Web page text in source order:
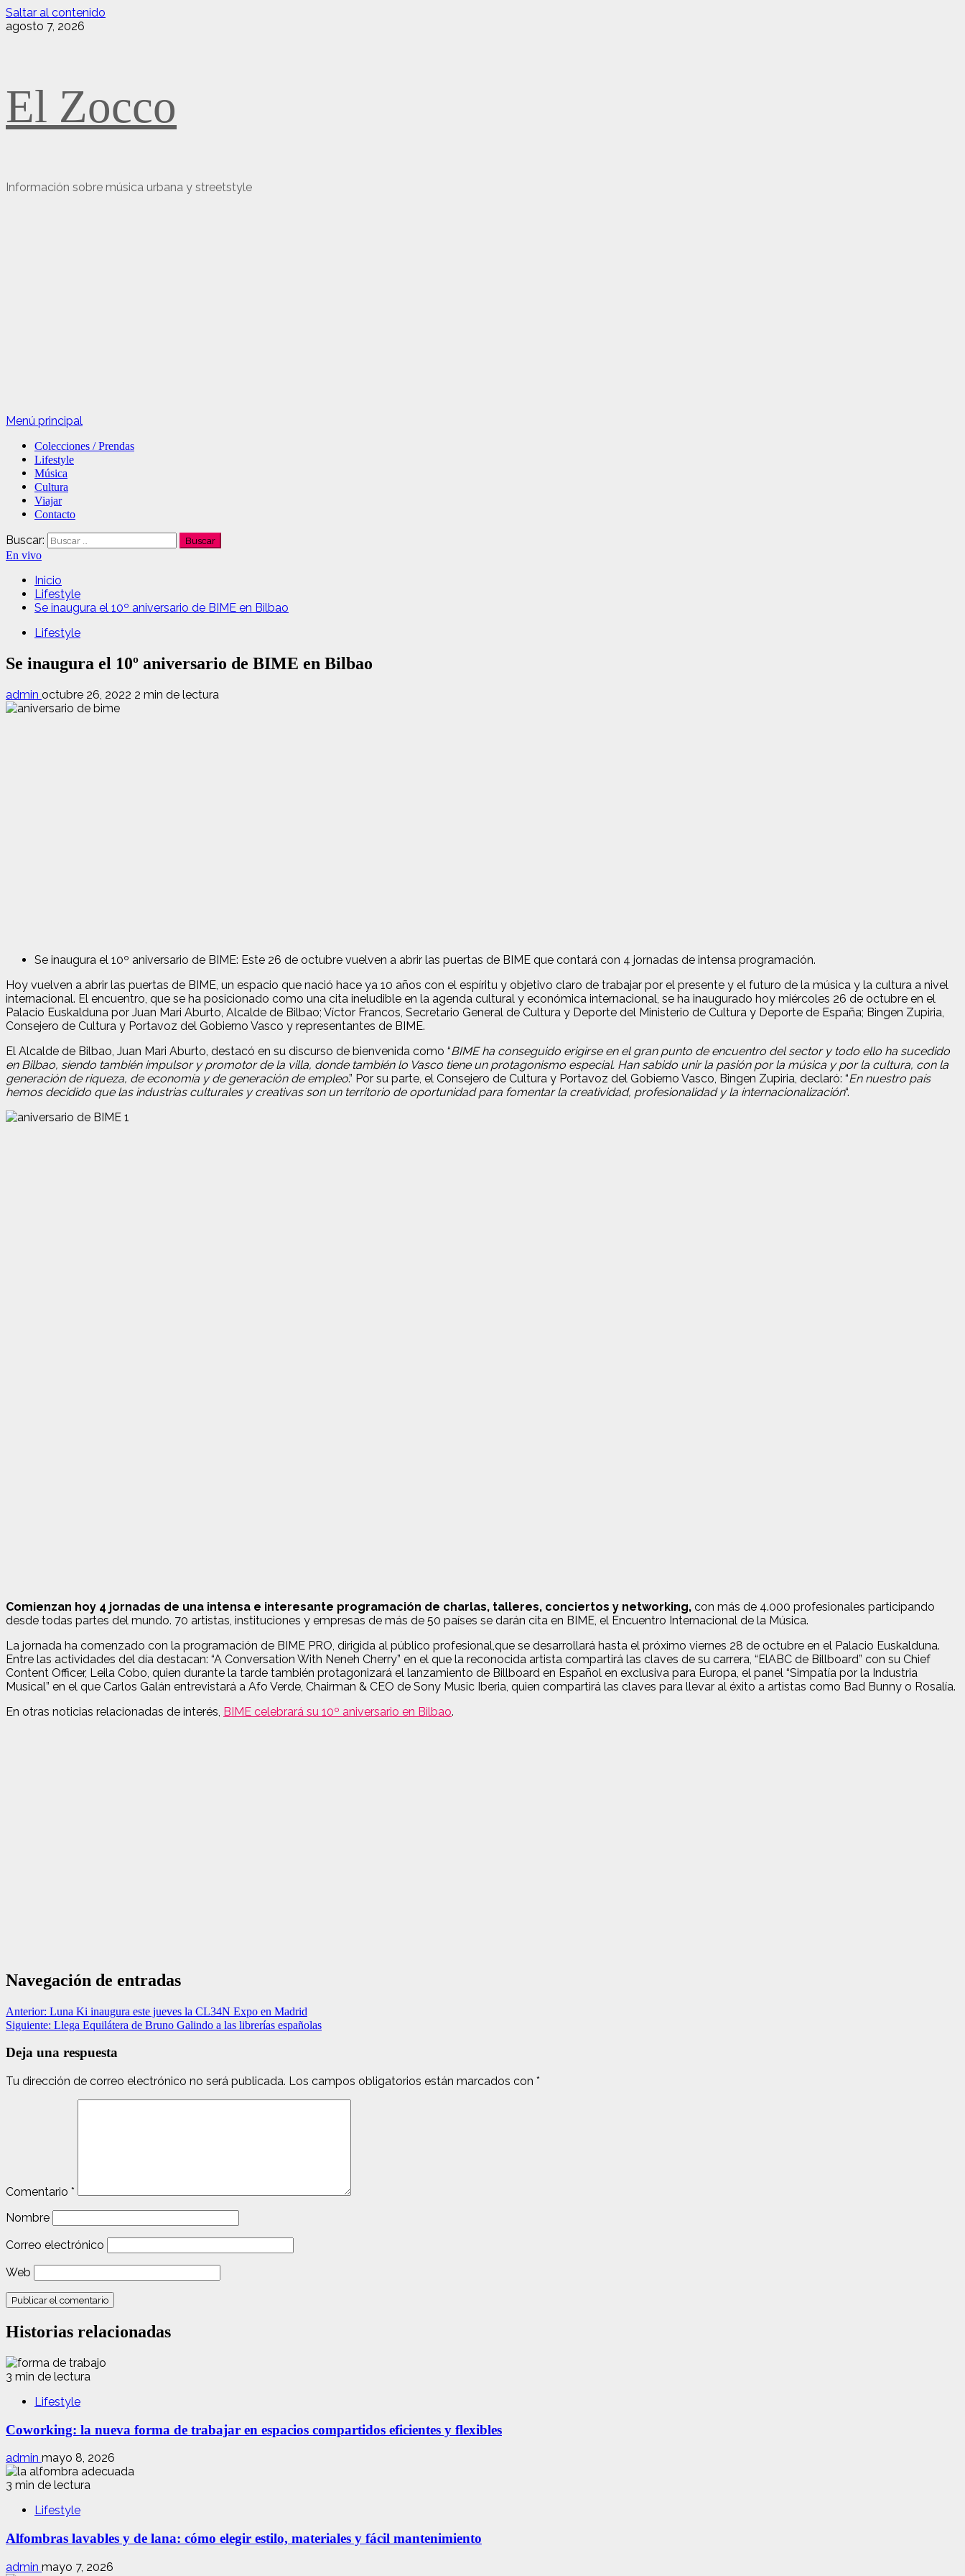
Saltar al contenido
agosto 7, 2026
El Zocco
Información sobre música urbana y streetstyle
Menú principal
Colecciones / Prendas
Lifestyle
Música
Cultura
Viajar
Contacto
Buscar:
En vivo
Inicio
Lifestyle
Se inaugura el 10º aniversario de BIME en Bilbao
Lifestyle
Se inaugura el 10º aniversario de BIME en Bilbao
admin octubre 26, 2022 2 min de lectura
Se inaugura el 10º aniversario de BIME: Este 26 de octubre vuelven a abrir las puertas de BIME que contará con 4 jornadas de intensa programación.
Hoy vuelven a abrir las puertas de BIME, un espacio que nació hace ya 10 años con el espíritu y objetivo claro de trabajar por el presente y el futuro de la música y la cultura a nivel
internacional. El encuentro, que se ha posicionado como una cita ineludible en la agenda cultural y económica internacional, se ha inaugurado hoy miércoles 26 de octubre en el
Palacio Euskalduna por Juan Mari Aburto, Alcalde de Bilbao; Víctor Francos, Secretario General de Cultura y Deporte del Ministerio de Cultura y Deporte de España; Bingen Zupiria,
Consejero de Cultura y Portavoz del Gobierno Vasco y representantes de BIME.
El Alcalde de Bilbao, Juan Mari Aburto, destacó en su discurso de bienvenida como “BIME ha conseguido erigirse en el gran punto de encuentro del sector y todo ello ha sucedido
en Bilbao, siendo también impulsor y promotor de la villa, donde también lo Vasco tiene un protagonismo especial. Han sabido unir la pasión por la música y por la cultura, con la
generación de riqueza, de economía y de generación de empleo.” Por su parte, el Consejero de Cultura y Portavoz del Gobierno Vasco, Bingen Zupiria, declaró: “En nuestro país
hemos decidido que las industrias culturales y creativas son un territorio de oportunidad para fomentar la creatividad, profesionalidad y la internacionalización“.
Comienzan hoy 4 jornadas de una intensa e interesante programación de charlas, talleres, conciertos y networking, con más de 4.000 profesionales participando
desde todas partes del mundo. 70 artistas, instituciones y empresas de más de 50 países se darán cita en BIME, el Encuentro Internacional de la Música.
La jornada ha comenzado con la programación de BIME PRO, dirigida al público profesional,que se desarrollará hasta el próximo viernes 28 de octubre en el Palacio Euskalduna.
Entre las actividades del día destacan: “A Conversation With Neneh Cherry” en el que la reconocida artista compartirá las claves de su carrera, “ElABC de Billboard” con su Chief
Content Officer, Leila Cobo, quien durante la tarde también protagonizará el lanzamiento de Billboard en Español en exclusiva para Europa, el panel “Simpatía por la Industria
Musical” en el que Carlos Galán entrevistará a Afo Verde, Chairman & CEO de Sony Music Iberia, quien compartirá las claves para llevar al éxito a artistas como Bad Bunny o Rosalía.
En otras noticias relacionadas de interés, BIME celebrará su 10º aniversario en Bilbao.
Navegación de entradas
Anterior: Luna Ki inaugura este jueves la CL34N Expo en Madrid
Siguiente: Llega Equilátera de Bruno Galindo a las librerías españolas
Deja una respuesta
Tu dirección de correo electrónico no será publicada. Los campos obligatorios están marcados con *
Comentario *
Nombre
Correo electrónico
Web
Historias relacionadas
3 min de lectura
Lifestyle
Coworking: la nueva forma de trabajar en espacios compartidos eficientes y flexibles
admin mayo 8, 2026
3 min de lectura
Lifestyle
Alfombras lavables y de lana: cómo elegir estilo, materiales y fácil mantenimiento
admin mayo 7, 2026